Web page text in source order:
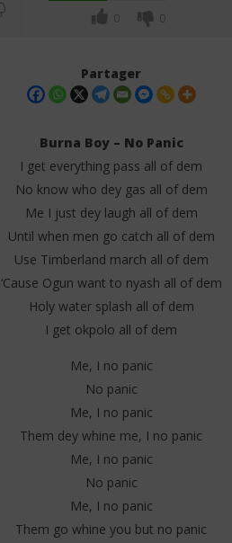
0 0
Darkoo ft. Asake – That Girl
(Lyrics / Paroles & Traduction
Partager
Burna Boy – No Panic
I get everything pass all of dem
No know who dey gas all of dem
Me I just dey laugh all of dem
Until when men go catch all of dem
Use Timberland march all of dem
‘Cause Ogun want to nyash all of dem
Holy water splash all of dem
I get okpolo all of dem
Me, I no panic
No panic
Me, I no panic
Them dey whine me, I no panic
Me, I no panic
No panic
Me, I no panic
Them go whine you but no panic